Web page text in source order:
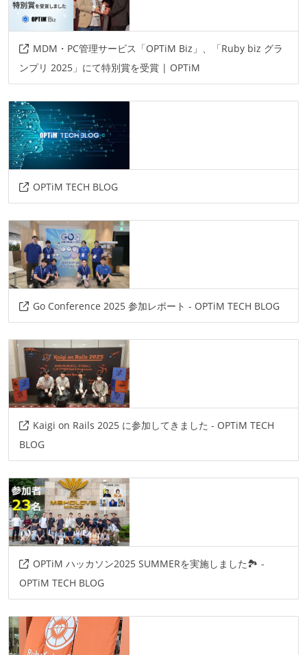
slack
MDM・PC管理サービス「OPTiM Biz」、「Ruby biz グラ
ンプリ 2025」にて特別賞を受賞 | OPTiM
OPTiM TECH BLOG
Go Conference 2025 参加レポート - OPTiM TECH BLOG
Kaigi on Rails 2025 に参加してきました - OPTiM TECH
BLOG
OPTiM ハッカソン2025 SUMMERを実施しました🏞️ -
OPTiM TECH BLOG